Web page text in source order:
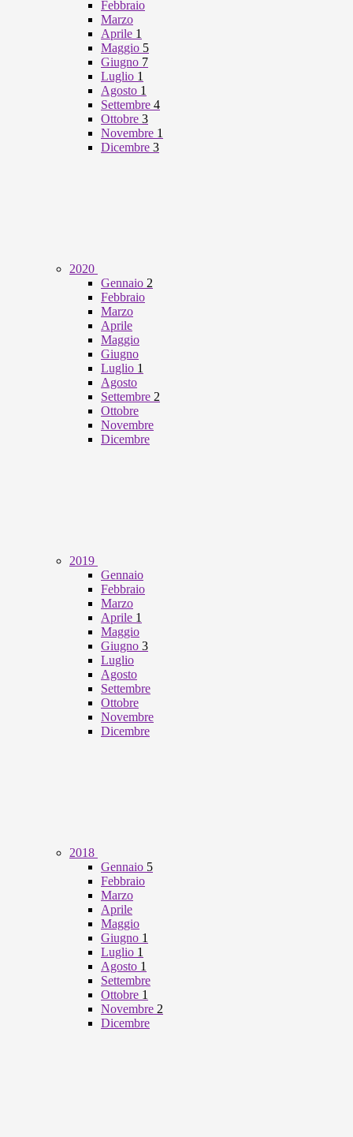
Febbraio
Marzo
Aprile 1
Maggio 5
Giugno 7
Luglio 1
Agosto 1
Settembre 4
Ottobre 3
Novembre 1
Dicembre 3
2020
Gennaio 2
Febbraio
Marzo
Aprile
Maggio
Giugno
Luglio 1
Agosto
Settembre 2
Ottobre
Novembre
Dicembre
2019
Gennaio
Febbraio
Marzo
Aprile 1
Maggio
Giugno 3
Luglio
Agosto
Settembre
Ottobre
Novembre
Dicembre
2018
Gennaio 5
Febbraio
Marzo
Aprile
Maggio
Giugno 1
Luglio 1
Agosto 1
Settembre
Ottobre 1
Novembre 2
Dicembre